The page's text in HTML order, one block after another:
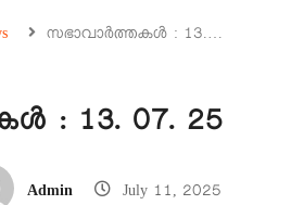
സഭാവാര്‍ത്തകള്‍ : 13.…
: 13. 07. 25
Admin
July 11, 2025